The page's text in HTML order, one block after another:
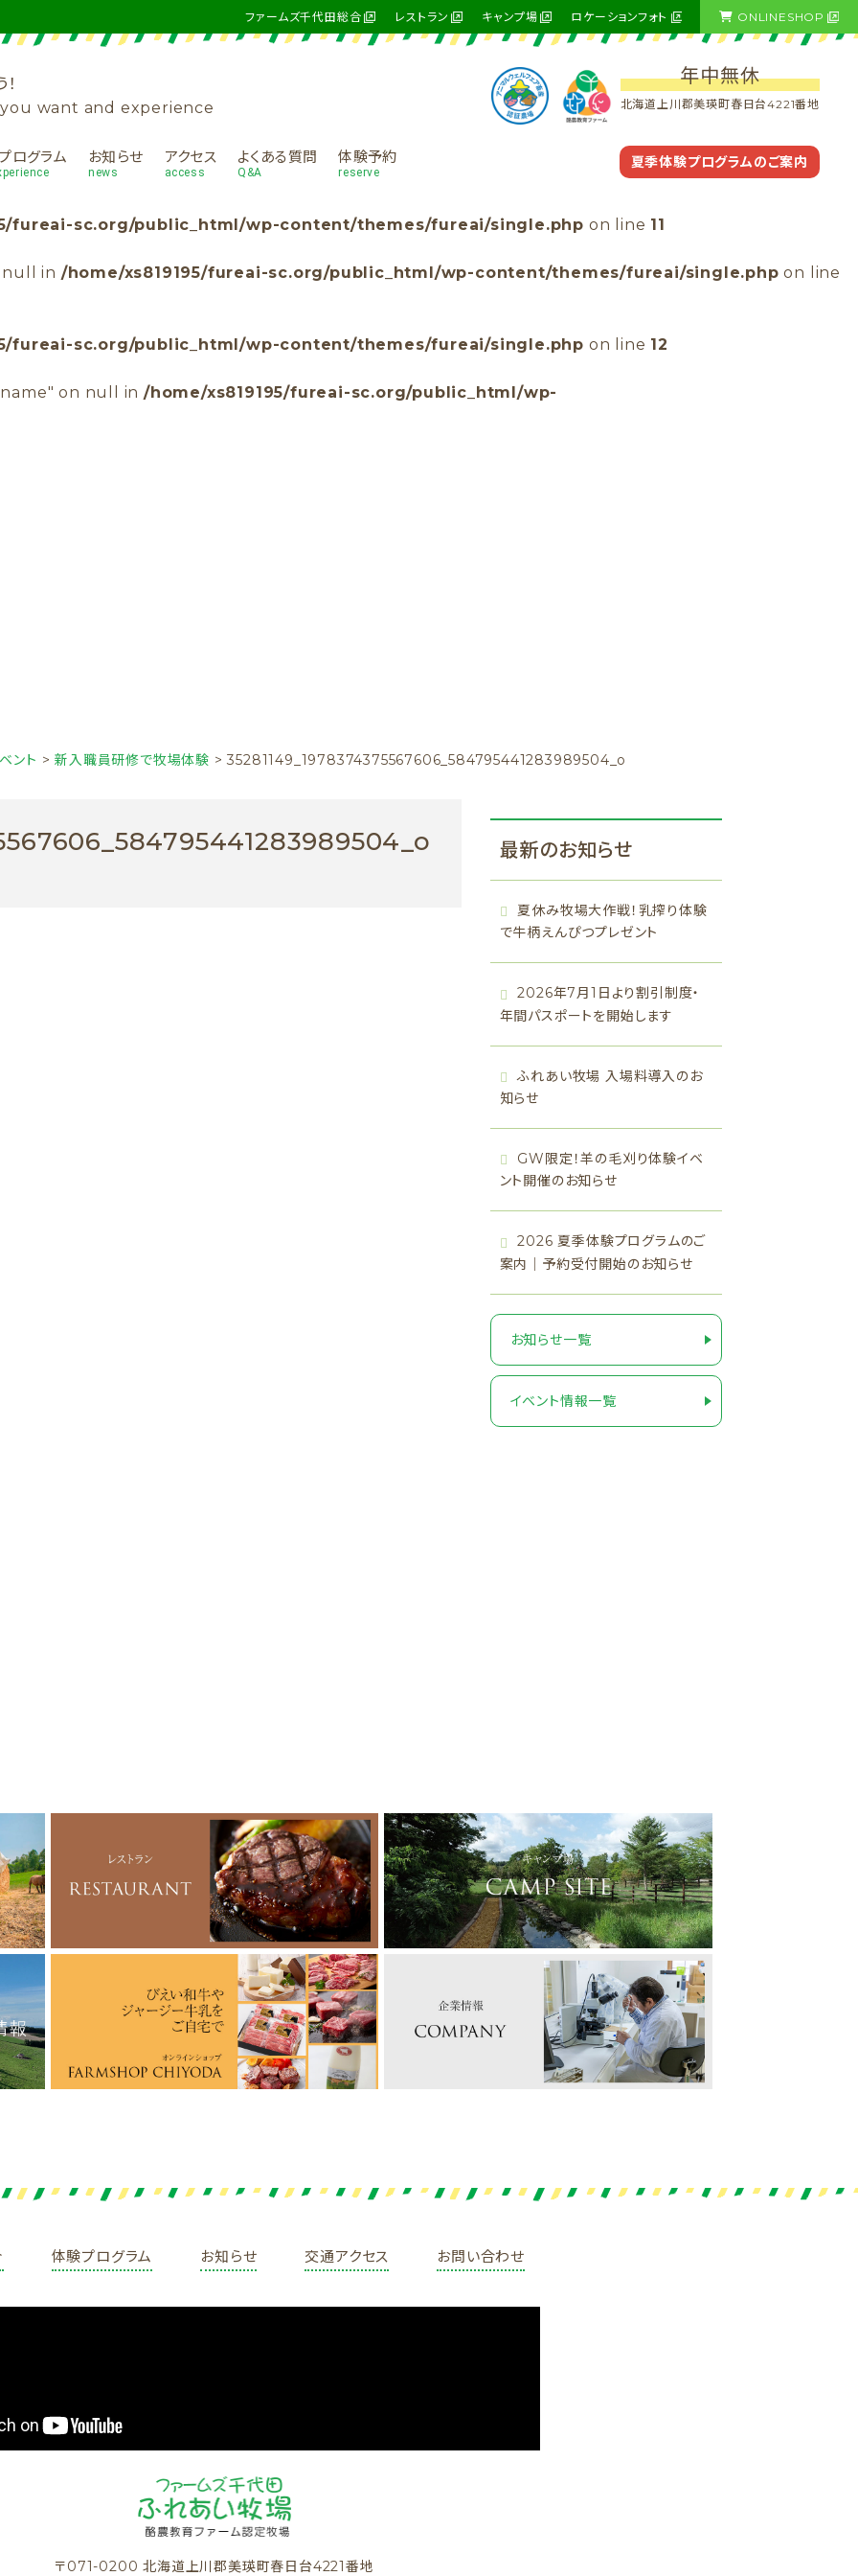
ファームズ千代田総合 レストラン キャンプ場 ロケーションフォト ONLINESHOP
want and experience
年中無休
北海道上川郡美瑛町春日台4221番地
ログラム お知らせ
news
アクセス
access
よくある質問
Q&A
体験予約
reserve
夏季体験プログラムのご案内
fureai-sc.org/public_html/wp-content/themes/fureai/single.php on line 11
null in /home/xs819195/fureai-sc.org/public_html/wp-content/themes/fureai/single.php on line
fureai-sc.org/public_html/wp-content/themes/fureai/single.php on line 12
on null in/home/xs819195/fureai-sc.org/public_html/wp-
ント >新入職員研修で牧場体験 >35281149_1978374375567606_584795441283989504_o
最新のお知らせ
夏休み牧場大作戦！乳搾り体験
で牛柄えんぴつプレゼント
2026年7月1日より割引制度・
年間パスポートを開始します
ふれあい牧場 入場料導入のお
知らせ
GW限定！羊の毛刈り体験イベ
ント開催のお知らせ
2026 夏季体験プログラムのご
案内｜予約受付開始のお知らせ
お知らせ一覧
イベント情報一覧
体験プログラム お知らせ 交通アクセス お問い合わせ
〒071-0200 北海道上川郡美瑛町春日台4221番地